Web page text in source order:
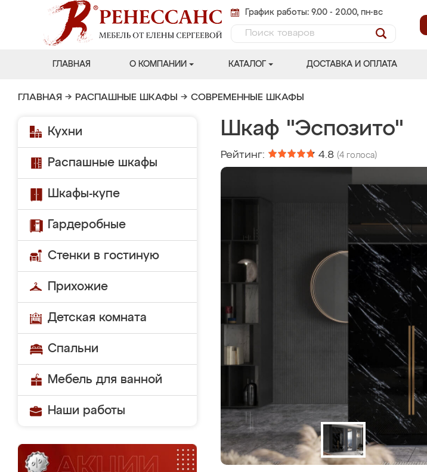
График работы: 9.00 - 20.00, пн-вс
ГЛАВНАЯ О КОМПАНИИ КАТАЛОГ ДОСТАВКА И ОПЛАТА
ГЛАВНАЯ → РАСПАШНЫЕ ШКАФЫ → СОВРЕМЕННЫЕ ШКАФЫ
Кухни
Распашные шкафы
Шкафы-купе
Гардеробные
Стенки в гостиную
Прихожие
Детская комната
Спальни
Мебель для ванной
Наши работы
Шкаф "Эспозито"
Рейтинг: 4.8 (4 голоса)